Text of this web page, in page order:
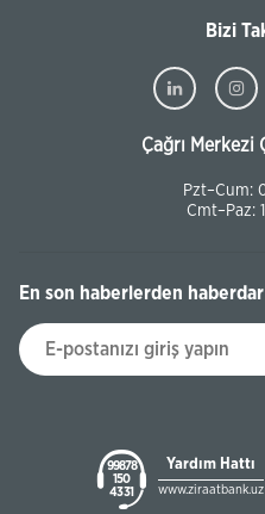
Bizi
Çağrı Merkezi
Pzt–Cum:
Cmt–Paz:
En son haberlerden haberdar
99878
150
43 31
Yardım Hattı
www.ziraatbank.uz